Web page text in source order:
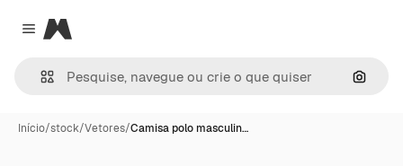
Close menu
Magnific
Início/stock/Vetores/Camisa polo masculin…